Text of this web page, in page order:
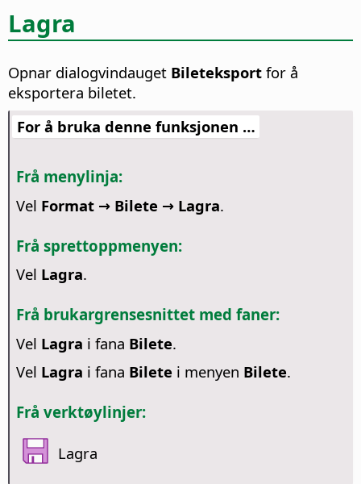
Lagra
Opnar dialogvindauget Bileteksport for å
eksportera biletet.
For å bruka denne funksjonen …
Frå menylinja:
Vel Format → Bilete → Lagra.
Frå sprettoppmenyen:
Vel Lagra.
Frå brukargrensesnittet med faner:
Vel Lagra i fana Bilete.
Vel Lagra i fana Bilete i menyen Bilete.
Frå verktøylinjer:
Lagra